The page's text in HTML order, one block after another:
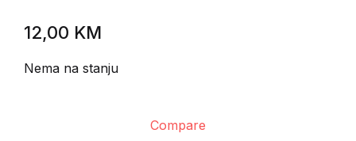
12,00 KM
Nema na stanju
Compare